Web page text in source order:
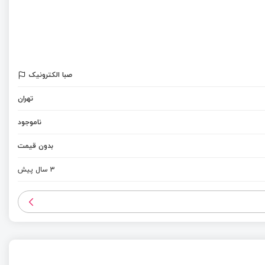
صبا الکترونیک
تهران
ناموجود
بدون قیمت
3 سال پیش